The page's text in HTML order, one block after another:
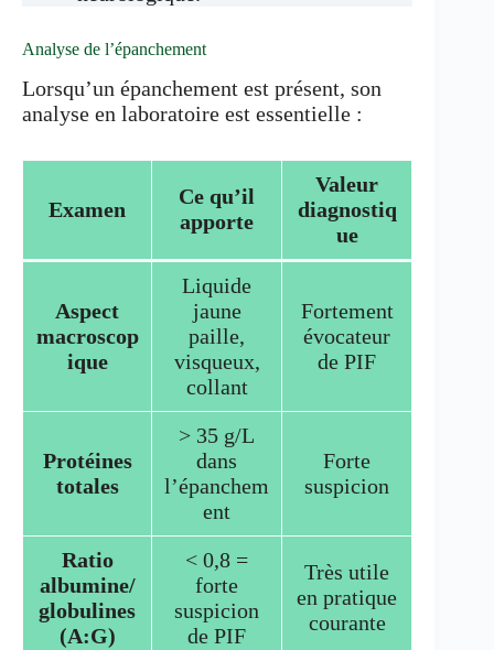
Analyse de l’épanchement
Lorsqu’un épanchement est présent, son
analyse en laboratoire est essentielle :
Examen
Ce qu’il
apporte
Valeur
diagnostiq
ue
Aspect
macroscop
ique
Liquide
jaune
paille,
visqueux,
collant
Fortement
évocateur
de PIF
Protéines
totales
> 35 g/L
dans
l’épanchem
ent
Forte
suspicion
Ratio
albumine/
globulines
(A:G)
< 0,8 =
forte
suspicion
de PIF
Très utile
en pratique
courante